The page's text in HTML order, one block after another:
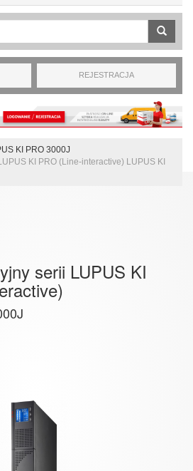
REJESTRACJA
KI PRO 3000J
KI PRO (Line-interactive) LUPUS KI
serii LUPUS KI